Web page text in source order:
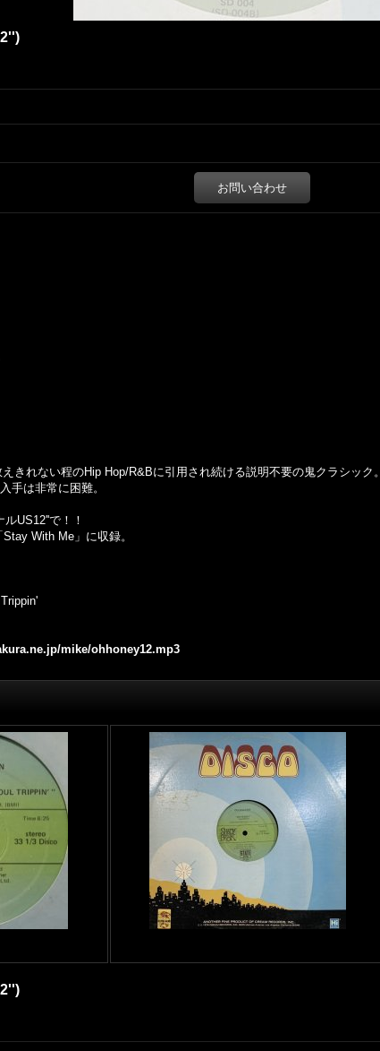
お問い合わせ
きれない程のHip Hop/R&Bに引用され続ける説明不要の鬼クラシック。
手は非常に困難。
US12''で！！
With Me」に収録。
mike/ohhoney12.mp3